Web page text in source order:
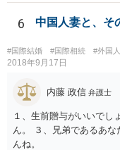
6 中国人妻と、そ
#国際結婚 #国際相続 #外国
2018年9月17日
内藤 政信 弁護士
１、生前贈与がいいでし
ん。 ３、兄弟であるあ
んね。